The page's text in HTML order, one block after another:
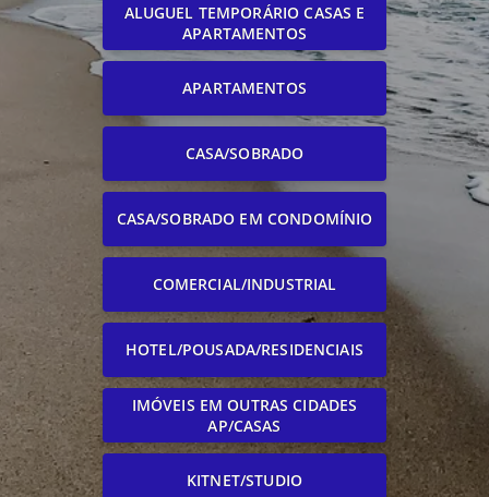
ALUGUEL TEMPORÁRIO CASAS E
APARTAMENTOS
APARTAMENTOS
CASA/SOBRADO
CASA/SOBRADO EM CONDOMÍNIO
COMERCIAL/INDUSTRIAL
HOTEL/POUSADA/RESIDENCIAIS
IMÓVEIS EM OUTRAS CIDADES
AP/CASAS
KITNET/STUDIO